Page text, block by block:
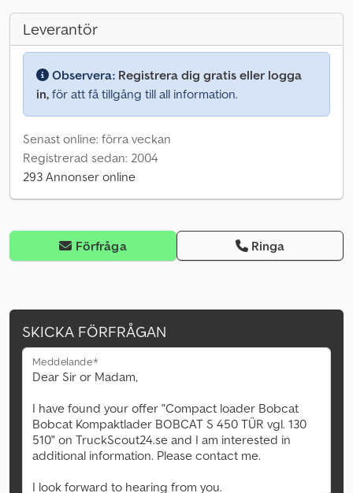
Leverantör
Observera: Registrera dig gratis eller logga
in, för att få tillgång till all information.
Senast online: förra veckan
Registrerad sedan: 2004
293 Annonser online
Förfråga Ringa
SKICKA FÖRFRÅGAN
Meddelande*